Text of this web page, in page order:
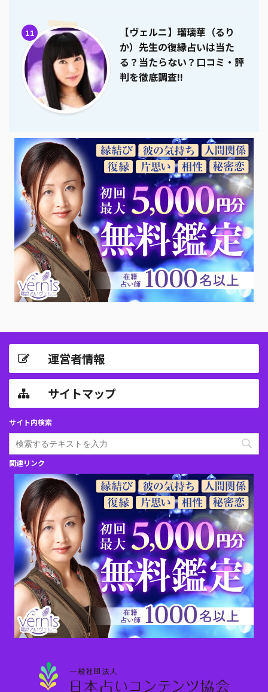
11
【ヴェルニ】瑠璃華（るり
か）先生の復縁占いは当た
る？当たらない？口コミ・評
判を徹底調査!!
運営者情報
サイトマップ
サイト内検索
関連リンク